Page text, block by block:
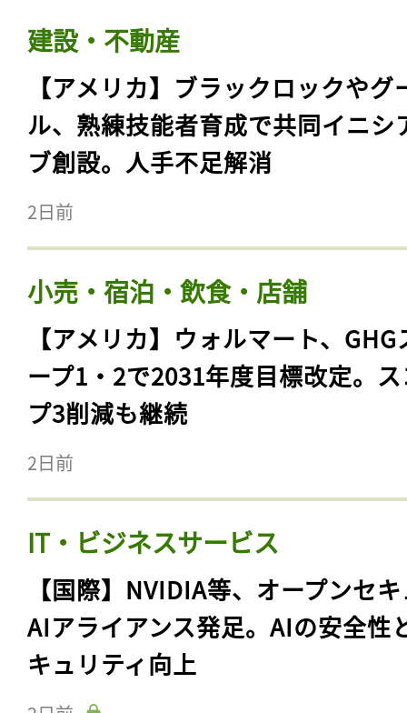
建設・不動産
【アメリカ】ブラックロックやグ
ル、熟練技能者育成で共同イニシ
ブ創設。人手不足解消
2日前
小売・宿泊・飲食・店舗
【アメリカ】ウォルマート、GHG
ープ1・2で2031年度目標改定。
プ3削減も継続
2日前
IT・ビジネスサービス
【国際】NVIDIA等、オープンセ
AIアライアンス発足。AIの安全性
キュリティ向上